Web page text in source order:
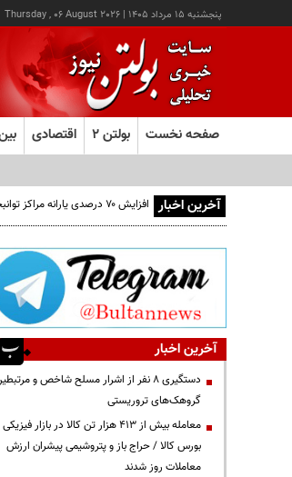
پنجشنبه ۱۵ مرداد ۱۴۰۵ |
Thursday , 06 August 2026
صفحه نخست بولتن ۲ اقتصادی
آخرین اخبار
آخرین اخبار
دستگیری ۸ نفر از اشرار مسلح شاخص و
گروهک‌های تروریستی
معامله بیش از ۴۱۳ هزار تن کالا در بازار فیزیکی
بورس کالا / حراج باز و پتروشیمی پیشران ارزش
معاملات روز شدند